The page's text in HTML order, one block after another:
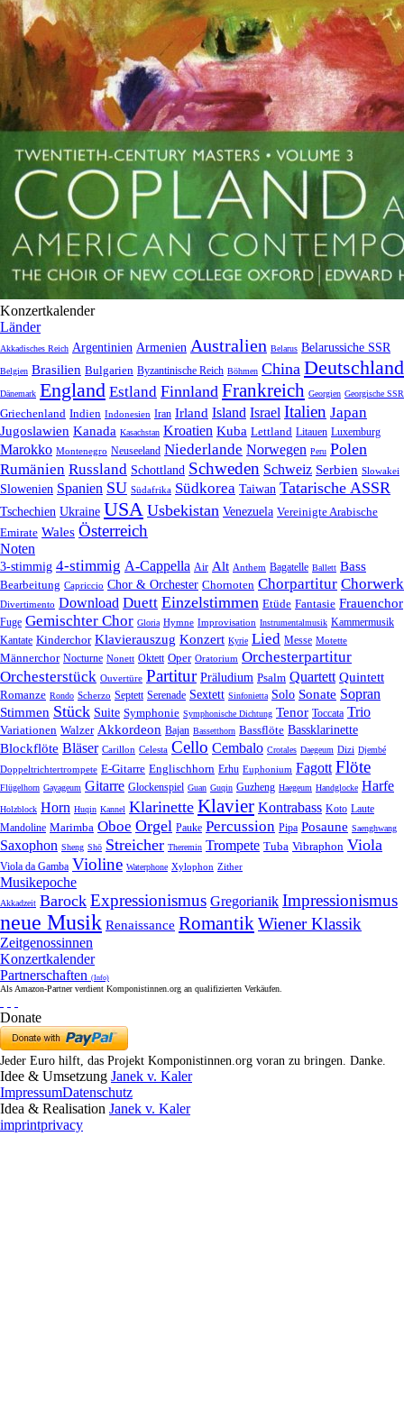
Konzertkalender
Länder
Akkadisches Reich Argentinien Armenien Australien Belarus Belarussiche SSR
Belgien Brasilien Bulgarien Byzantinische Reich Böhmen China Deutschland
Dänemark England Estland Finnland Frankreich Georgien Georgische SSR
Griechenland Indien Indonesien Iran Irland Island Israel Italien Japan
Jugoslawien Kanada Kasachstan Kroatien Kuba Lettland Litauen Luxemburg
Marokko Montenegro Neuseeland Niederlande Norwegen Peru Polen
Rumänien Russland Schottland Schweden Schweiz Serbien Slowakei
Slowenien Spanien SU Südafrika Südkorea Taiwan Tatarische ASSR
Tschechien Ukraine USA Usbekistan Venezuela Vereinigte Arabische
Emirate Wales Österreich
Noten
3-stimmig 4-stimmig A-Cappella Air Alt Anthem Bagatelle Ballett Bass
Bearbeitung Capriccio Chor & Orchester Chornoten Chorpartitur Chorwerk
Divertimento Download Duett Einzelstimmen Etüde Fantasie Frauenchor
Fuge Gemischter Chor Gloria Hymne Improvisation Instrumentalmusik Kammermusik
Kantate Kinderchor Klavierauszug Konzert Kyrie Lied Messe Motette
Männerchor Nocturne Nonett Oktett Oper Oratorium Orchesterpartitur
Orchesterstück Ouvertüre Partitur Präludium Psalm Quartett Quintett
Romanze Rondo Scherzo Septett Serenade Sextett Sinfonietta Solo Sonate Sopran
Stimmen Stück Suite Symphonie Symphonische Dichtung Tenor Toccata Trio
Variationen Walzer Akkordeon Bajan Bassetthorn Bassflöte Bassklarinette
Blockflöte Bläser Carillon Celesta Cello Cembalo Crotales Daegeum Dizi Djembé
Doppeltrichtertrompete E-Gitarre Englischhorn Erhu Euphonium Fagott Flöte
Flügelhorn Gayageum Gitarre Glockenspiel Guan Guqin Guzheng Haegeum Handglocke Harfe
Holzblock Horn Huqin Kannel Klarinette Klavier Kontrabass Koto Laute
Mandoline Marimba Oboe Orgel Pauke Percussion Pipa Posaune Saenghwang
Saxophon Sheng Shō Streicher Theremin Trompete Tuba Vibraphon Viola
Viola da Gamba Violine Waterphone Xylophon Zither
Musikepoche
Akkadzeit Barock Expressionismus Gregorianik Impressionismus
neue Musik Renaissance RomantikWiener Klassik
Zeitgenossinnen
Konzertkalender
Partnerschaften (Info)
Als Amazon-Partner verdient Komponistinnen.org an qualifizierten Verkäufen.
Donate
Jeder Euro hilft, das Projekt Komponistinnen.org voran zu bringen. Danke.
Idee & Umsetzung Janek v. Kaler
ImpressumDatenschutz
Idea & Realisation Janek v. Kaler
imprintprivacy